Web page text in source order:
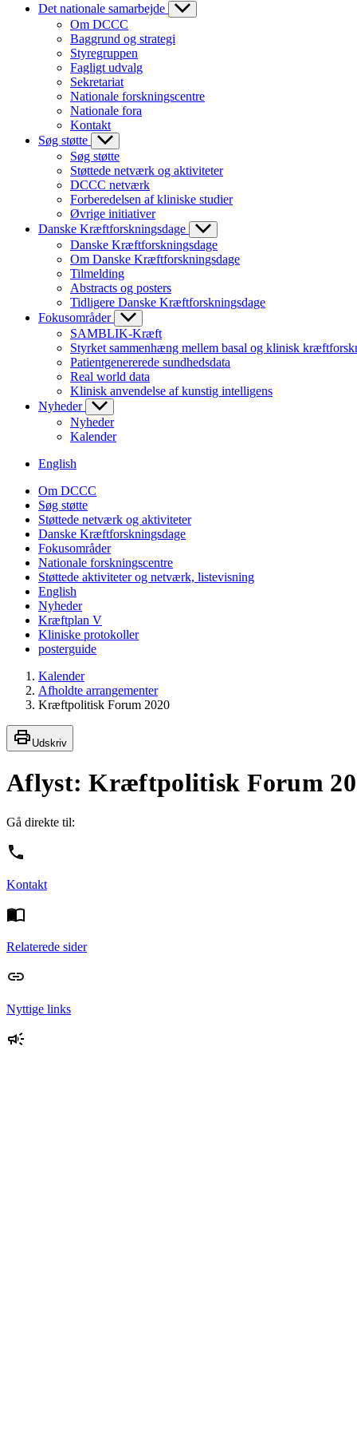
Det nationale samarbejde
Om DCCC
Baggrund og strategi
Styregruppen
Fagligt udvalg
Sekretariat
Nationale forskningscentre
Nationale fora
Kontakt
Søg støtte
Søg støtte
Støttede netværk og aktiviteter
DCCC netværk
Forberedelsen af kliniske studier
Øvrige initiativer
Danske Kræftforskningsdage
Danske Kræftforskningsdage
Om Danske Kræftforskningsdage
Tilmelding
Abstracts og posters
Tidligere Danske Kræftforskningsdage
Fokusområder
SAMBLIK-Kræft
Styrket sammenhæng mellem basal og klinisk
Patientgenererede sundhedsdata
Real world data
Klinisk anvendelse af kunstig intelligens
Nyheder
Nyheder
Kalender
English
Om DCCC
Søg støtte
Støttede netværk og aktiviteter
Danske Kræftforskningsdage
Fokusområder
Nationale forskningscentre
Støttede aktiviteter og netværk, listevisning
English
Nyheder
Kræftplan V
Kliniske protokoller
posterguide
Kalender
Afholdte arrangementer
Kræftpolitisk Forum 2020
Udskriv
Aflyst: Kræftpolitisk Forum
Gå direkte til:
Kontakt
Relaterede sider
Nyttige links